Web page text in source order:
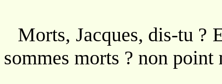
Morts, Jacques, dis-tu ?
sommes morts ? non